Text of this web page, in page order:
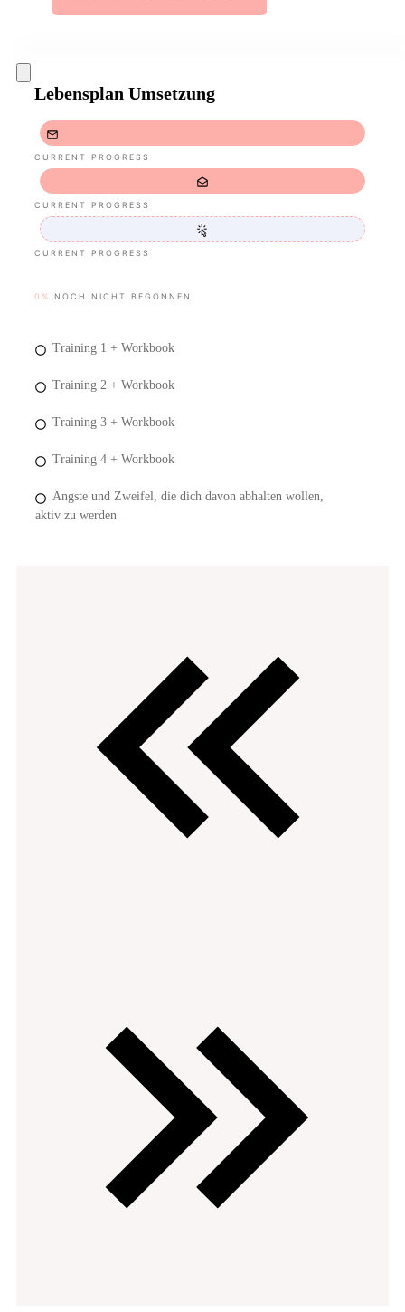
Lebensplan Umsetzung
CURRENT PROGRESS
CURRENT PROGRESS
CURRENT PROGRESS
0% NOCH NICHT BEGONNEN
Training 1 + Workbook
Training 2 + Workbook
Training 3 + Workbook
Training 4 + Workbook
Ängste und Zweifel, die dich davon abhalten wollen,
aktiv zu werden